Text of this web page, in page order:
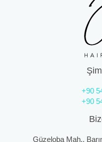
+90
+90
Güzeloba Mah.,